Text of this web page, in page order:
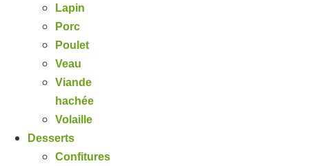
Lapin
Porc
Poulet
Veau
Viande
hachée
Volaille
Desserts
Confitures